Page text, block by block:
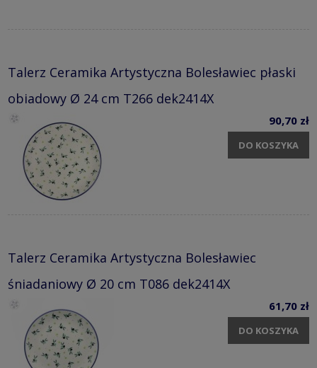
Talerz Ceramika Artystyczna Bolesławiec płaski
obiadowy Ø 24 cm T266 dek2414X
90,70 zł
DO KOSZYKA
Talerz Ceramika Artystyczna Bolesławiec
śniadaniowy Ø 20 cm T086 dek2414X
61,70 zł
DO KOSZYKA